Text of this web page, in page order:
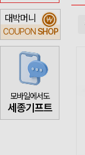
대박머니
COUPON SHOP
₩
모바일에서도
세종기프트